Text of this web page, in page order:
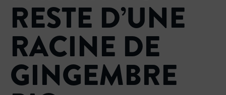
RESTE D’UNE
RACINE DE
GINGEMBRE